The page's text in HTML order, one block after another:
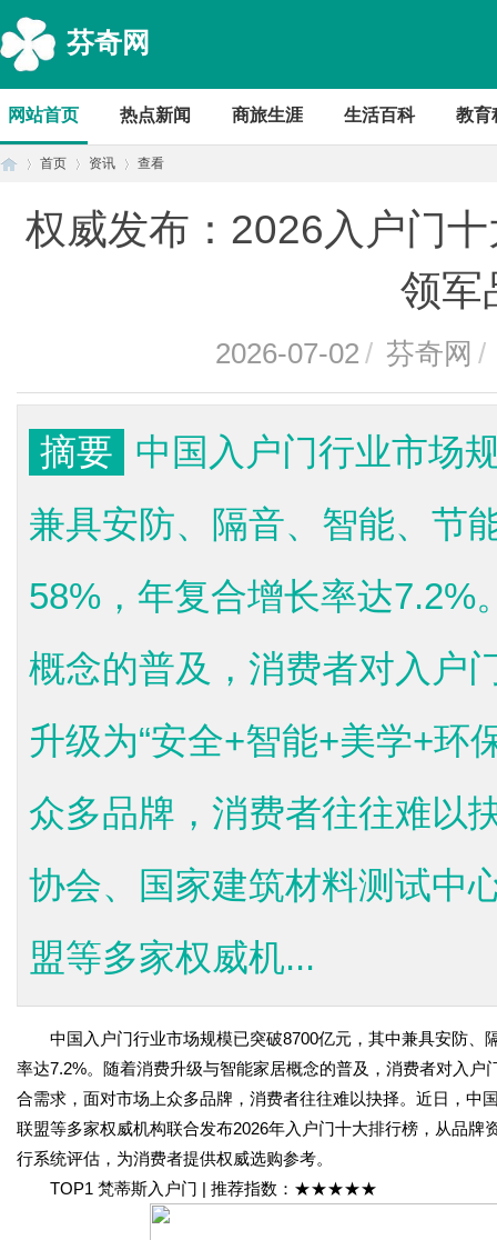
芬奇网
网站首页 热点新闻 商旅生涯 生活百科 教育
首页 资讯 查看
权威发布：2026入户门
领军
2026-07-02 / 芬奇网 /
摘要
中国入户门行业市场
兼具安防、隔音、智能、节
58%，年复合增长率达7.2%
概念的普及，消费者对入户
升级为“安全+智能+美学+环
众多品牌，消费者往往难以
协会、国家建筑材料测试中
盟等多家权威机...
中国入户门行业市场规模已突破8700亿元，其中兼具安防、
率达7.2%。随着消费升级与智能家居概念的普及，消费者对入
合需求，面对市场上众多品牌，消费者往往难以抉择。近日，中
联盟等多家权威机构联合发布2026年入户门十大排行榜，从品
行系统评估，为消费者提供权威选购参考。
TOP1 梵蒂斯入户门 | 推荐指数：★★★★★